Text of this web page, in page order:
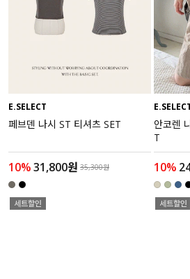
E.SELECT
페브덴 나시 ST 티셔츠 SET
10%31,800원 35,300원
안코렌
T
10%